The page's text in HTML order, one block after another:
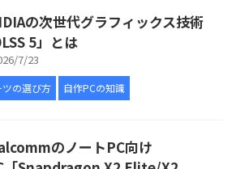
の次世代グラフィックス技術
5」とは
7/23
ツの選び方 自作PCの知識
のノートPC向け